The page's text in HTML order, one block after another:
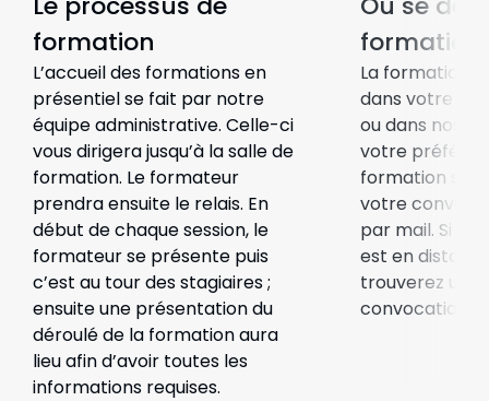
formation
L’accueil des formations en
présentiel se fait par notre
équipe administrative. Celle-ci
vous dirigera jusqu’à la salle de
formation. Le formateur
prendra ensuite le relais. En
début de chaque session, le
formateur se présente puis
c’est au tour des stagiaires ;
ensuite une présentation du
déroulé de la formation aura
lieu afin d’avoir toutes les
informations requises.
formation
La formation
dans votre
ou dans nos
votre
formation
votre
par mail. Si
est en
trouverez un
convocation.